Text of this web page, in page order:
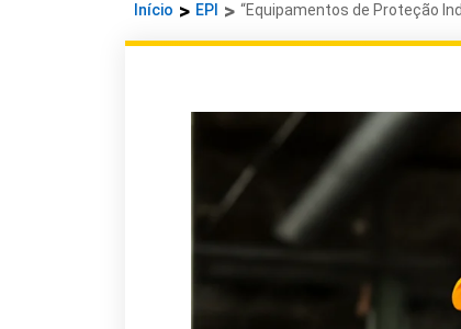
Início EPI “Equipamentos de Proteção